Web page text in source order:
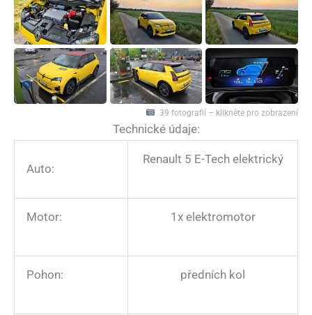
39 fotografií – klikněte pro zobrazení
Technické údaje:
Auto:
Renault 5 E-Tech elektrický
Motor: 1x elektromotor
Pohon: předních kol